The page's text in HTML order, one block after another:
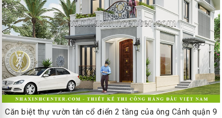
Căn biệt thự vườn tân cổ điển 2 tầng của ông Cảnh quận 9